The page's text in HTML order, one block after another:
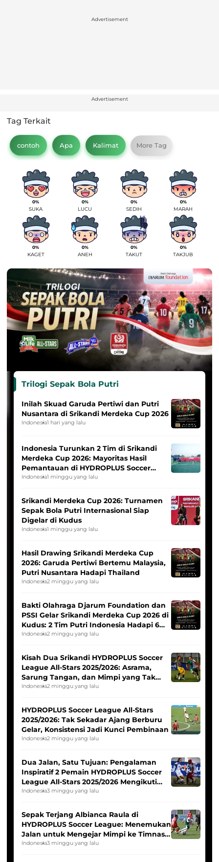
Advertisement
Advertisement
Tag Terkait
contoh Apa Kalimat More Tag
0%
SUKA
0%
LUCU
0%
SEDIH
0%
MARAH
0%
KAGET
0%
ANEH
0%
TAKUT
0%
TAKJUB
Trilogi Sepak Bola Putri
Inilah Skuad Garuda Pertiwi dan Putri
Nusantara di Srikandi Merdeka Cup 2026
Indonesia1 hari yang lalu
Indonesia Turunkan 2 Tim di Srikandi
Merdeka Cup 2026: Mayoritas Hasil
Pemantauan di HYDROPLUS Soccer
League
Indonesia1 minggu yang lalu
Srikandi Merdeka Cup 2026: Turnamen
Sepak Bola Putri Internasional Siap
Digelar di Kudus
Indonesia1 minggu yang lalu
Hasil Drawing Srikandi Merdeka Cup
2026: Garuda Pertiwi Bertemu Malaysia,
Putri Nusantara Hadapi Thailand
Indonesia2 minggu yang lalu
Bakti Olahraga Djarum Foundation dan
PSSI Gelar Srikandi Merdeka Cup 2026 di
Kudus: 2 Tim Putri Indonesia Hadapi 6
Tim Asia
Indonesia2 minggu yang lalu
Kisah Dua Srikandi HYDROPLUS Soccer
League All-Stars 2025/2026: Asrama,
Sarung Tangan, dan Mimpi yang Tak
Pernah Padam
Indonesia2 minggu yang lalu
HYDROPLUS Soccer League All-Stars
2025/2026: Tak Sekadar Ajang Berburu
Gelar, Konsistensi Jadi Kunci Pembinaan
Indonesia2 minggu yang lalu
Dua Jalan, Satu Tujuan: Pengalaman
Inspiratif 2 Pemain HYDROPLUS Soccer
League All-Stars 2025/2026 Mengikuti
Seleksi Timnas Indonesia Putri
Indonesia3 minggu yang lalu
Sepak Terjang Albianca Raula di
HYDROPLUS Soccer League: Menemukan
Jalan untuk Mengejar Mimpi ke Timnas
Indonesia Putri
Indonesia3 minggu yang lalu